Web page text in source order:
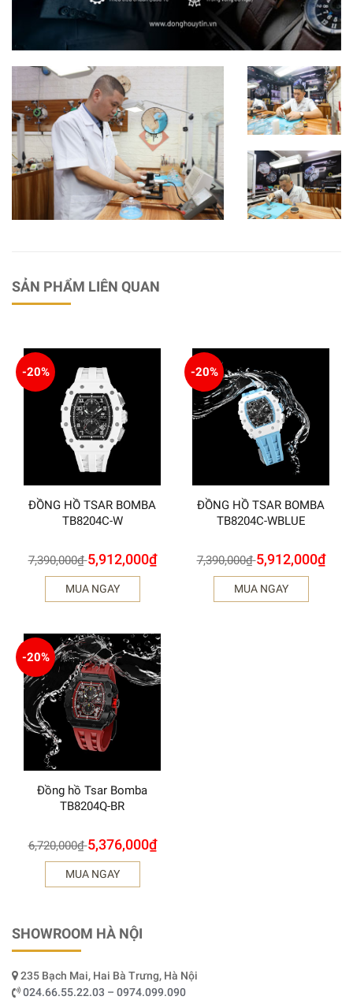
SẢN PHẨM LIÊN QUAN
-20%
ĐỒNG HỒ TSAR BOMBA
TB8204C-W
7,390,000₫ 5,912,000₫
MUA NGAY
-20%
ĐỒNG HỒ TSAR BOMBA
TB8204C-WBLUE
7,390,000₫ 5,912,000₫
MUA NGAY
-20%
Đồng hồ Tsar Bomba
TB8204Q-BR
6,720,000₫ 5,376,000₫
MUA NGAY
SHOWROOM HÀ NỘI
235 Bạch Mai, Hai Bà Trưng, Hà Nội
024.66.55.22.03 – 0974.099.090